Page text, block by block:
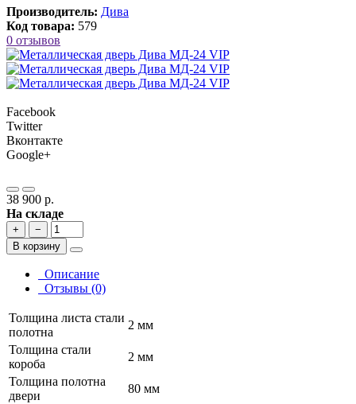
Производитель: Дива
Код товара: 579
0 отзывов
Facebook
Twitter
Вконтакте
Google+
38 900 р.
На складе
+
−
В корзину
Описание
Отзывы (0)
Толщина листа стали
полотна
2 мм
Толщина стали
короба
2 мм
Толщина полотна
двери
80 мм